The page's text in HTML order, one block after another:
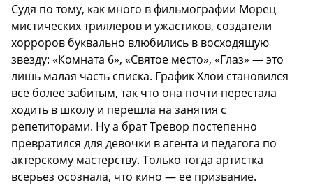
Судя по тому, как много в фильмографии Морец
мистических триллеров и ужастиков, создатели
хорроров буквально влюбились в восходящую
звезду: «Комната 6», «Святое место», «Глаз» — это
лишь малая часть списка. График Хлои становился
все более забитым, так что она почти перестала
ходить в школу и перешла на занятия с
репетиторами. Ну а брат Тревор постепенно
превратился для девочки в агента и педагога по
актерскому мастерству. Только тогда артистка
всерьез осознала, что кино — ее призвание.